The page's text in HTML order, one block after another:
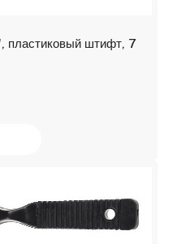
пластиковый штифт, 7